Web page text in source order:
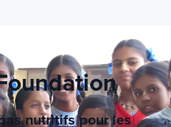
nutritifs pour les